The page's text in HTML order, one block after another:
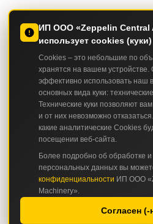
ИП ООО «Zeppelin Central
использует cookies
Cookies – это небольшие по
хранятся на вашем
эффективно использовать наш
основных вида куки:
Технические куки позволяют
и от них невозможно
какие аналитические Cookies
посещении веб-сайта.
Более подробно об обработке
персональных данных вы
конфиденциальности ИП ООО
Machinery».
Согласен (-